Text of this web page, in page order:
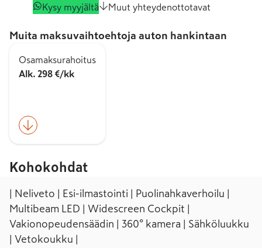
Kysy myyjältä
Muut yhteydenottotavat
Muita maksuvaihtoehtoja auton hankintaan
Osamaksurahoitus
Alk. 298 €/kk
Kohokohdat
| Neliveto | Esi-ilmastointi | Puolinahkaverhoilu |
Multibeam LED | Widescreen Cockpit |
Vakionopeudensäädin | 360° kamera | Sähköluukku
| Vetokoukku |